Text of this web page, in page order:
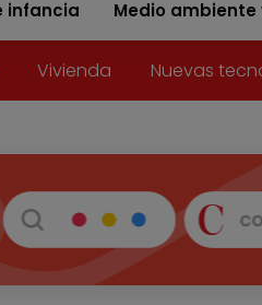
infancia Medio
Vivienda Nuevas